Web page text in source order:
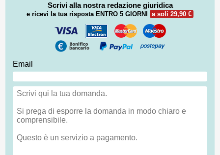
Scrivi alla nostra redazione giuridica
e ricevi la tua risposta ENTRO 5 GIORNI a soli 29,90 €
Email